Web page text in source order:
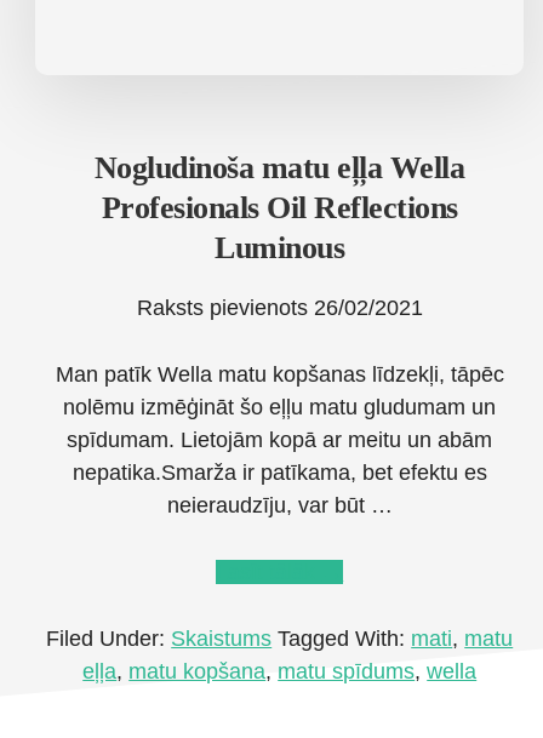
Nogludinoša matu eļļa Wella
Profesionals Oil Reflections
Luminous
Raksts pievienots 26/02/2021
Man patīk Wella matu kopšanas līdzekļi, tāpēc
nolēmu izmēģināt šo eļļu matu gludumam un
spīdumam. Lietojām kopā ar meitu un abām
nepatika.Smarža ir patīkama, bet efektu es
neieraudzīju, var būt …
matu
eļļa
Filed Under: Skaistums Tagged With: mati, matu
eļļa, matu kopšana, matu spīdums,wella